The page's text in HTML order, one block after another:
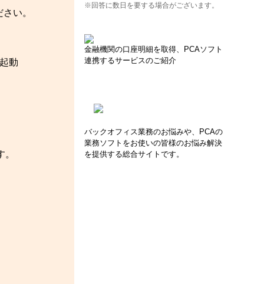
※回答に数日を要する場合がございます。
金融機関の口座明細を取得、PCAソフト
連携するサービスのご紹介
バックオフィス業務のお悩みや、PCAの
業務ソフトをお使いの皆様のお悩み解決
を提供する総合サイトです。
い。
動